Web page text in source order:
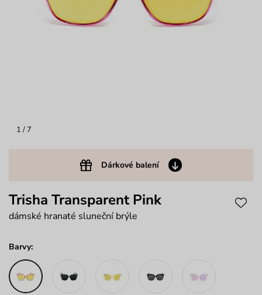
1 / 7
Dárkové balení
Trisha Transparent Pink
dámské hranaté sluneční brýle
Barvy: